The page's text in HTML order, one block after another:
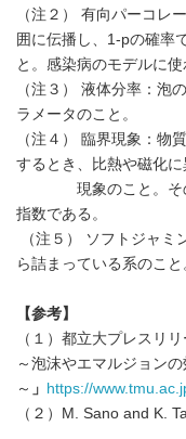
（注２） 有向パーコレ
囲に伝播し、1-pの
と。感染病のモデルに
（注３） 液体分率：泡
ラメータのこと。
（注４） 臨界現象：物
するとき、比熱や磁
現象のこと。その時
指数である。
（注５） ソフトジャミ
ら詰まっている系のこと
【参考】
（１）都立大プレスリ
～泡沫やエマルジョン
～ 」 https://
（２）M. Sano and K.